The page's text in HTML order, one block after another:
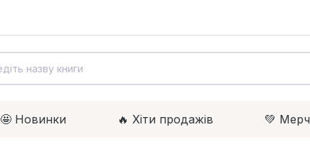
🤩 Новинки 🔥 Xіти продажів 💚 Мерч